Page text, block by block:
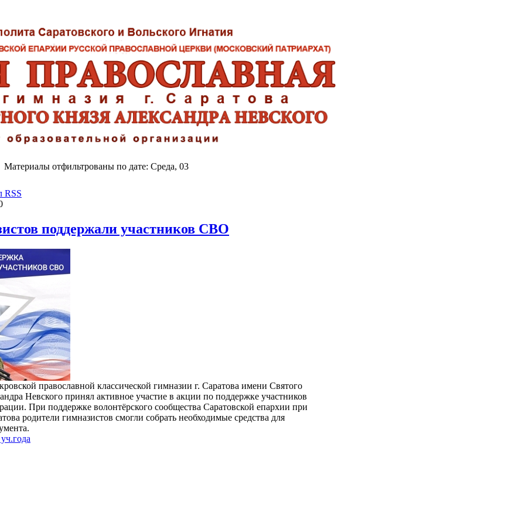
Материалы отфильтрованы по дате: Среда, 03
RSS
поддержали участников СВО
православной классической гимназии г. Саратова имени Святого
Невского принял активное участие в акции по поддержке участников
При поддержке волонтёрского сообщества Саратовской епархии при
родители гимназистов смогли собрать необходимые средства для